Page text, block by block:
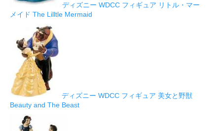
ディズニー WDCC フィギュア リトル・マー
メイド The Lilltle Mermaid
ディズニー WDCC フィギュア 美女と野獣
Beauty and The Beast